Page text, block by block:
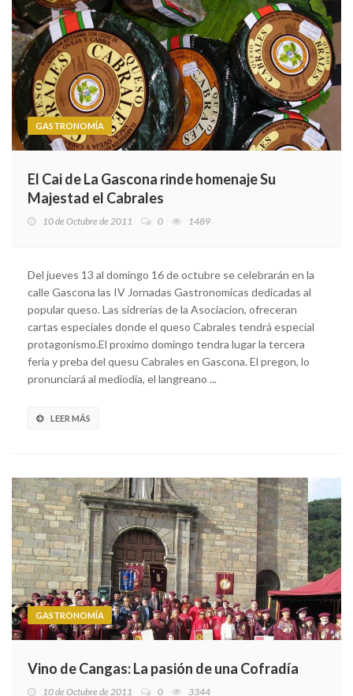
GASTRONOMÍA
El Cai de La Gascona rinde homenaje Su
Majestad el Cabrales
10 de Octubre de 2011 0 1489
Del jueves 13 al domingo 16 de octubre se celebrarán en la
calle Gascona las IV Jornadas Gastronomicas dedicadas al
popular queso. Las sidrerias de la Asociacion, ofreceran
cartas especiales donde el queso Cabrales tendrá especial
protagonismo.El proximo domingo tendra lugar la tercera
feria y preba del quesu Cabrales en Gascona. El pregon, lo
pronunciará al mediodia, el langreano ...
LEER MÁS
GASTRONOMÍA
Vino de Cangas: La pasión de una Cofradía
10 de Octubre de 2011 0 3344